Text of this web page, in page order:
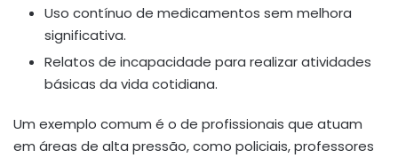
Uso contínuo de medicamentos sem melhora
significativa.
Relatos de incapacidade para realizar atividades
básicas da vida cotidiana.
Um exemplo comum é o de profissionais que atuam
em áreas de alta pressão, como policiais, professores